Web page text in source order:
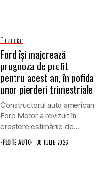
Financiar
Ford își majorează
prognoza de profit
pentru acest an, în pofida
unor pierderi trimestriale
Constructorul auto american
Ford Motor a revizuit în
creștere estimările de
profit...
•FLOTE AUTO 30 IULIE 2026